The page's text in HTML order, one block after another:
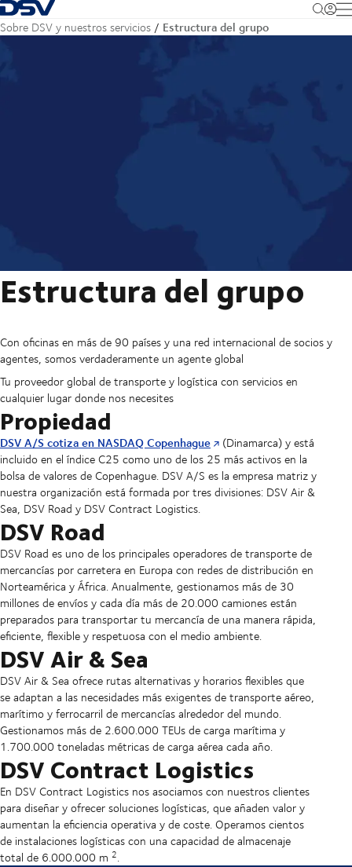
Volver a la página de inicio
Sobre DSV y nuestros servicios Estructura del grupo
Estructura del grupo
Con oficinas en más de 90 países y una red internacional de socios y
agentes, somos verdaderamente un agente global
Tu proveedor global de transporte y logística con servicios en
cualquier lugar donde nos necesites
Propiedad
DSV A/S cotiza en NASDAQ Copenhague
(Dinamarca) y está
incluido en el índice C25 como uno de los 25 más activos en la
bolsa de valores de Copenhague. DSV A/S es la empresa matriz y
nuestra organización está formada por tres divisiones: DSV Air &
Sea, DSV Road y DSV Contract Logistics.
DSV Road
DSV Road es uno de los principales operadores de transporte de
mercancías por carretera en Europa con redes de distribución en
Norteamérica y África. Anualmente, gestionamos más de 30
millones de envíos y cada día más de 20.000 camiones están
preparados para transportar tu mercancía de una manera rápida,
eficiente, flexible y respetuosa con el medio ambiente.
DSV Air & Sea
DSV Air & Sea ofrece rutas alternativas y horarios flexibles que
se adaptan a las necesidades más exigentes de transporte aéreo,
marítimo y ferrocarril de mercancías alrededor del mundo.
Gestionamos más de 2.600.000 TEUs de carga marítima y
1.700.000 toneladas métricas de carga aérea cada año.
DSV Contract Logistics
En DSV Contract Logistics nos asociamos con nuestros clientes
para diseñar y ofrecer soluciones logísticas, que añaden valor y
aumentan la eficiencia operativa y de coste. Operamos cientos
de instalaciones logísticas con una capacidad de almacenaje
total de 6.000.000 m 2.